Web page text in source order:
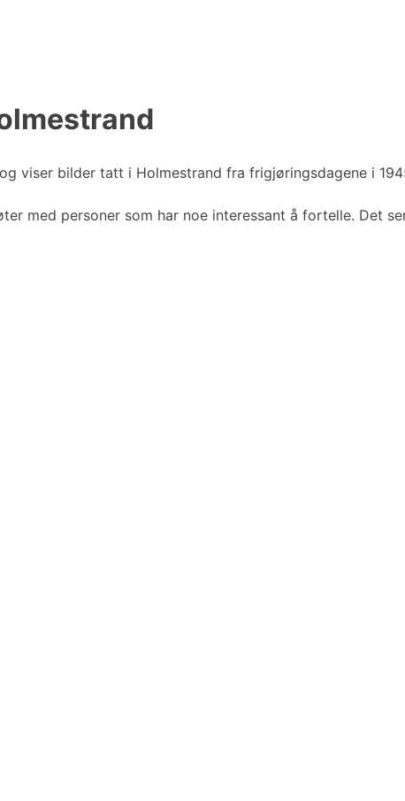
viser bilder tatt i Holmestrand fra frigjøringsdagene i
med personer som har noe interessant å fortelle. Det